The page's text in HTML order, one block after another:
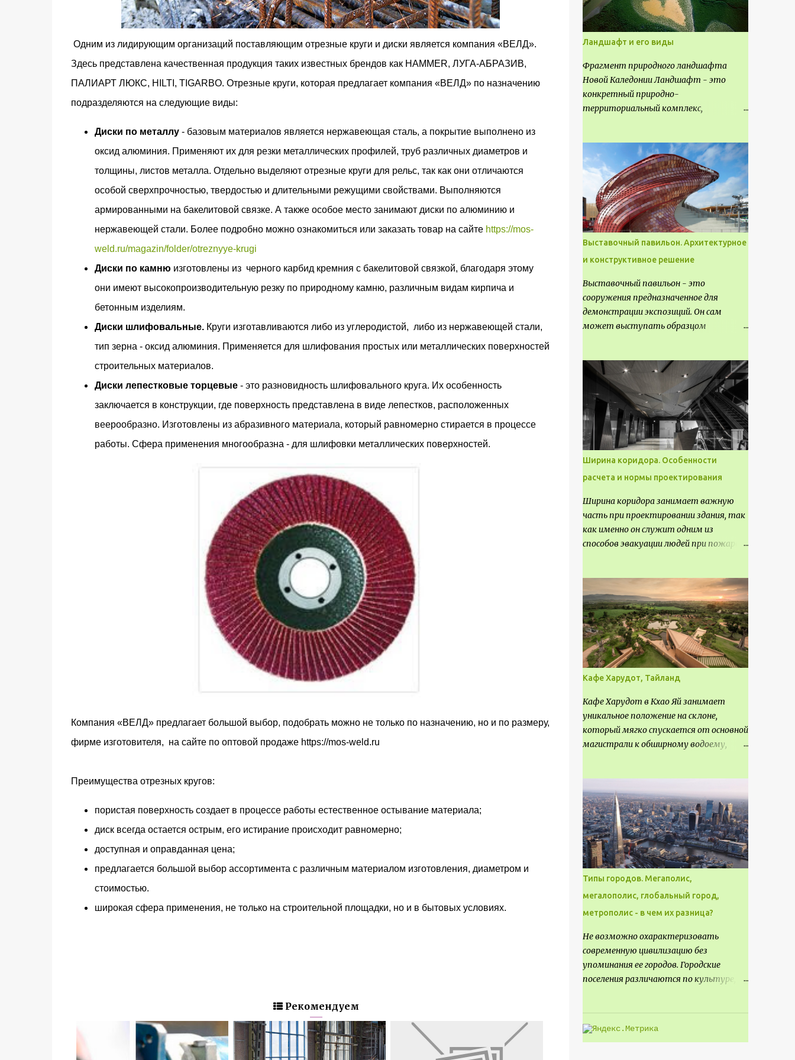
Одним из лидирующим организаций поставляющим отрезные круги и диски является компания «ВЕЛД».
Здесь представлена качественная продукция таких известных брендов как HAMMER, ЛУГА-АБРАЗИВ,
ПАЛИАРТ ЛЮКС, HILTI, TIGARBO. Отрезные круги, которая предлагает компания «ВЕЛД»по назначению
подразделяются на следующие виды:
Диски по металлу- базовым материалов является нержавеющая сталь, а покрытие выполнено из
оксид алюминия. Применяют их для резки металлических профилей, труб различных диаметров и
толщины, листов металла. Отдельно выделяют отрезные круги для рельс, так как они отличаются
особой сверхпрочностью, твердостью и длительными режущими свойствами. Выполняются
армированными на бакелитовой связке. А также особое место занимают диски по алюминию и
нержавеющей стали. Более подробно можно ознакомиться или заказать товар на сайте https://mos-
weld.ru/magazin/folder/otreznyye-krugi
Диски по камню изготовлены из черного карбид кремния с бакелитовой связкой, благодаря этому
они имеют высокопроизводительную резку по природному камню, различным видам кирпича и
бетонным изделиям.
Диски шлифовальные.Круги изготавливаются либо из углеродистой, либо из нержавеющей стали,
тип зерна - оксид алюминия. Применяется для шлифования простых или металлических поверхностей
строительных материалов.
Диски лепестковые торцевые- это разновидность шлифовального круга. Их особенность
заключается в конструкции, где поверхность представлена в виде лепестков, расположенных
веерообразно. Изготовлены из абразивного материала, который равномерно стирается в процессе
работы. Сфера применения многообразна - для шлифовки металлических поверхностей.
Компания «ВЕЛД» предлагает большой выбор, подобрать можно не только по назначению, но и по размеру,
фирме изготовителя, на сайте по оптовой продаже https://mos-weld.ru
Преимущества отрезных кругов:
пористая поверхность создает в процессе работы естественное остывание материала;
диск всегда остается острым, его истирание происходит равномерно;
доступная и оправданная цена;
предлагается большой выбор ассортимента с различным материалом изготовления, диаметром и
стоимостью.
широкая сфера применения, не только на строительной площадки, но и в бытовых условиях.
Рекомендуем
Ландшафт и его виды
Фрагмент природного ландшафта
Новой Каледонии Ландшафт - это
конкретный природно-
территориальный комплекс,
карте и географическое название.
Различают несколько видов
ландшафта, которые отличаются
друг от друга не только оформлением,
но и видом деятельность происходящей
на них. Одни используют в качестве
выращивания агрокультур. Другие для
строительства населенных пунктов и
т.д.
Выставочный павильон. Архитектурное
и конструктивное решение
Выставочный павильон - это
сооружения предназначенное для
демонстрации экспозиций. Он сам
может выступать образцом
достижений. Как правило, это
относится к международным и
всемирным выставкам. Выставочные
павильоны классифицируют на:
универсальные тематические
временные постоянные передвижные
стационарные Назначение
выставочных павильонов - показ
экспозиции, с целью информации,
пропаганды, рекламы, внедрения новых
технологий, обмен опытом,
привлечения внимания и т.д.
Ширина коридора. Особенности
расчета и нормы проектирования
Ширина коридора занимает важную
часть при проектировании здания, так
как именно он служит одним из
способов эвакуации людей при пожаре.
выполнять правильный расчет. Все
особенности рассмотрим в данной
статье.
Кафе Харудот, Тайланд
Кафе Харудот в Кхао Яй занимает
уникальное положение на склоне,
который мягко спускается от основной
магистрали к обширному водоему,
месте не только потенциал для
создания проекта кафе, но и
возможность обустроить
общедоступную смотровую площадку,
куда прохожие могли бы свободно
попасть, не заходя в само заведение.
Типы городов. Мегаполис,
мегалополис, глобальный город,
метрополис - в чем их разница?
Не возможно охарактеризовать
современную цивилизацию без
упоминания ее городов. Городские
поселения различаются по культуре,
более значимыми на протяжении всего
развития региона. Исторически